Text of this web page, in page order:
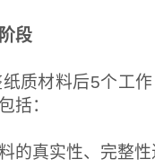
段
材料后5个工作
括：
真实性、完整性